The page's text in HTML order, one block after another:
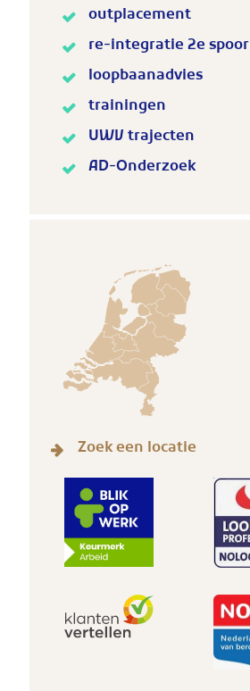
outplacement
re-integratie 2e spoor
loopbaanadvies
trainingen
UWV trajecten
AD-Onderzoek
Zoek een locatie